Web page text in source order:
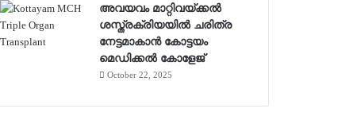
അവയവം മാറ്റിവയ്ക്കല്‍
ശസ്ത്രക്രിയയില്‍ ചരിത്ര
നേട്ടമാകാന്‍ കോട്ടയം
മെഡിക്കല്‍ കോളേജ്
October 22, 2025